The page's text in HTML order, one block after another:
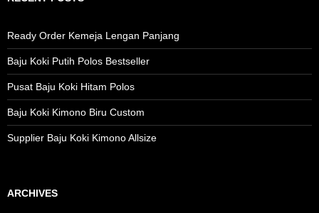
Ready Order Kemeja Lengan Panjang
Baju Koki Putih Polos Bestseller
Pusat Baju Koki Hitam Polos
Baju Koki Kimono Biru Custom
Supplier Baju Koki Kimono Allsize
ARCHIVES